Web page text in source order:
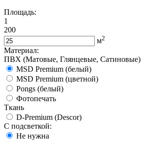
Площадь:
1
200
м2
Материал:
ПВХ (Матовые, Глянцевые, Сатиновые)
MSD Premium (белый)
MSD Premium (цветной)
Pongs (белый)
Фотопечать
Ткань
D-Premium (Descor)
С подсветкой:
Не нужна